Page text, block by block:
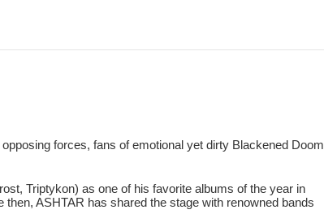
forces, fans of emotional yet dirty Blackened Doom
Triptykon) as one of his favorite albums of the year in
ASHTAR has shared the stage with renowned bands